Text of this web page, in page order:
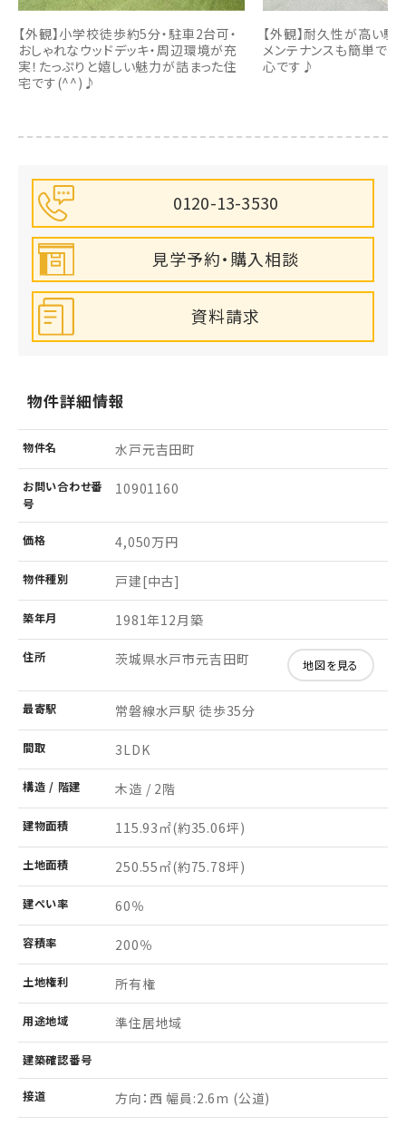
【外観】小学校徒歩約5分・駐車2台可・
おしゃれなウッドデッキ・周辺環境が充
実！たっぷりと嬉しい魅力が詰まった住
宅です(^^)♪
【外観】耐久性が高い駐
メンテナンスも簡単で
心です♪
0120-13-3530
見学予約・購入相談
資料請求
物件詳細情報
物件名 水戸元吉田町
お問い合わせ番
号
10901160
価格 4,050万円
物件種別 戸建[中古]
築年月 1981年12月築
住所 茨城県水戸市元吉田町 地図を見る
最寄駅 常磐線水戸駅 徒歩35分
間取 3LDK
構造 / 階建 木造 / 2階
建物面積 115.93㎡(約35.06坪)
土地面積 250.55㎡(約75.78坪)
建ぺい率 60％
容積率 200％
土地権利 所有権
用途地域 準住居地域
建築確認番号
接道 方向：西 幅員:2.6m (公道)